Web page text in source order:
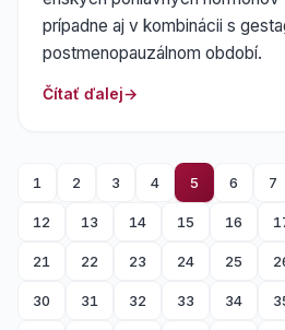
prípadne aj v kombinácii s
postmenopauzálnom období.
Čítať ďalej
1 2 3 4 5 6 7
12 13 14 15 16
21 22 23 24 25
30 31 32 33 34